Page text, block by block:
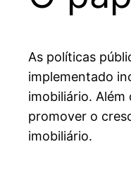
As políticas
implementado
imobiliário.
promover o
imobiliário.